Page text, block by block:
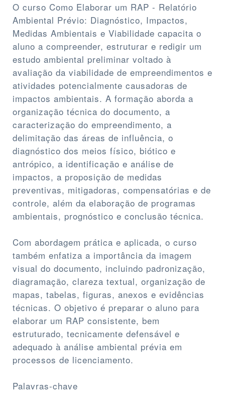
O curso Como Elaborar um RAP - Relatório
Ambiental Prévio: Diagnóstico, Impactos,
Medidas Ambientais e Viabilidade capacita o
aluno a compreender, estruturar e redigir um
estudo ambiental preliminar voltado à
avaliação da viabilidade de empreendimentos e
atividades potencialmente causadoras de
impactos ambientais. A formação aborda a
organização técnica do documento, a
caracterização do empreendimento, a
delimitação das áreas de influência, o
diagnóstico dos meios físico, biótico e
antrópico, a identificação e análise de
impactos, a proposição de medidas
preventivas, mitigadoras, compensatórias e de
controle, além da elaboração de programas
ambientais, prognóstico e conclusão técnica.
Com abordagem prática e aplicada, o curso
também enfatiza a importância da imagem
visual do documento, incluindo padronização,
diagramação, clareza textual, organização de
mapas, tabelas, figuras, anexos e evidências
técnicas. O objetivo é preparar o aluno para
elaborar um RAP consistente, bem
estruturado, tecnicamente defensável e
adequado à análise ambiental prévia em
processos de licenciamento.
Palavras-chave